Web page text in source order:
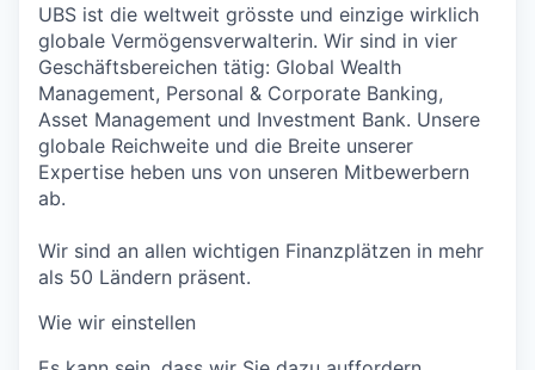
UBS ist die weltweit grösste und einzige wirklich
globale Vermögensverwalterin. Wir sind in vier
Geschäftsbereichen tätig: Global Wealth
Management, Personal & Corporate Banking,
Asset Management und Investment Bank. Unsere
globale Reichweite und die Breite unserer
Expertise heben uns von unseren Mitbewerbern
ab.
Wir sind an allen wichtigen Finanzplätzen in mehr
als 50 Ländern präsent.
Wie wir einstellen